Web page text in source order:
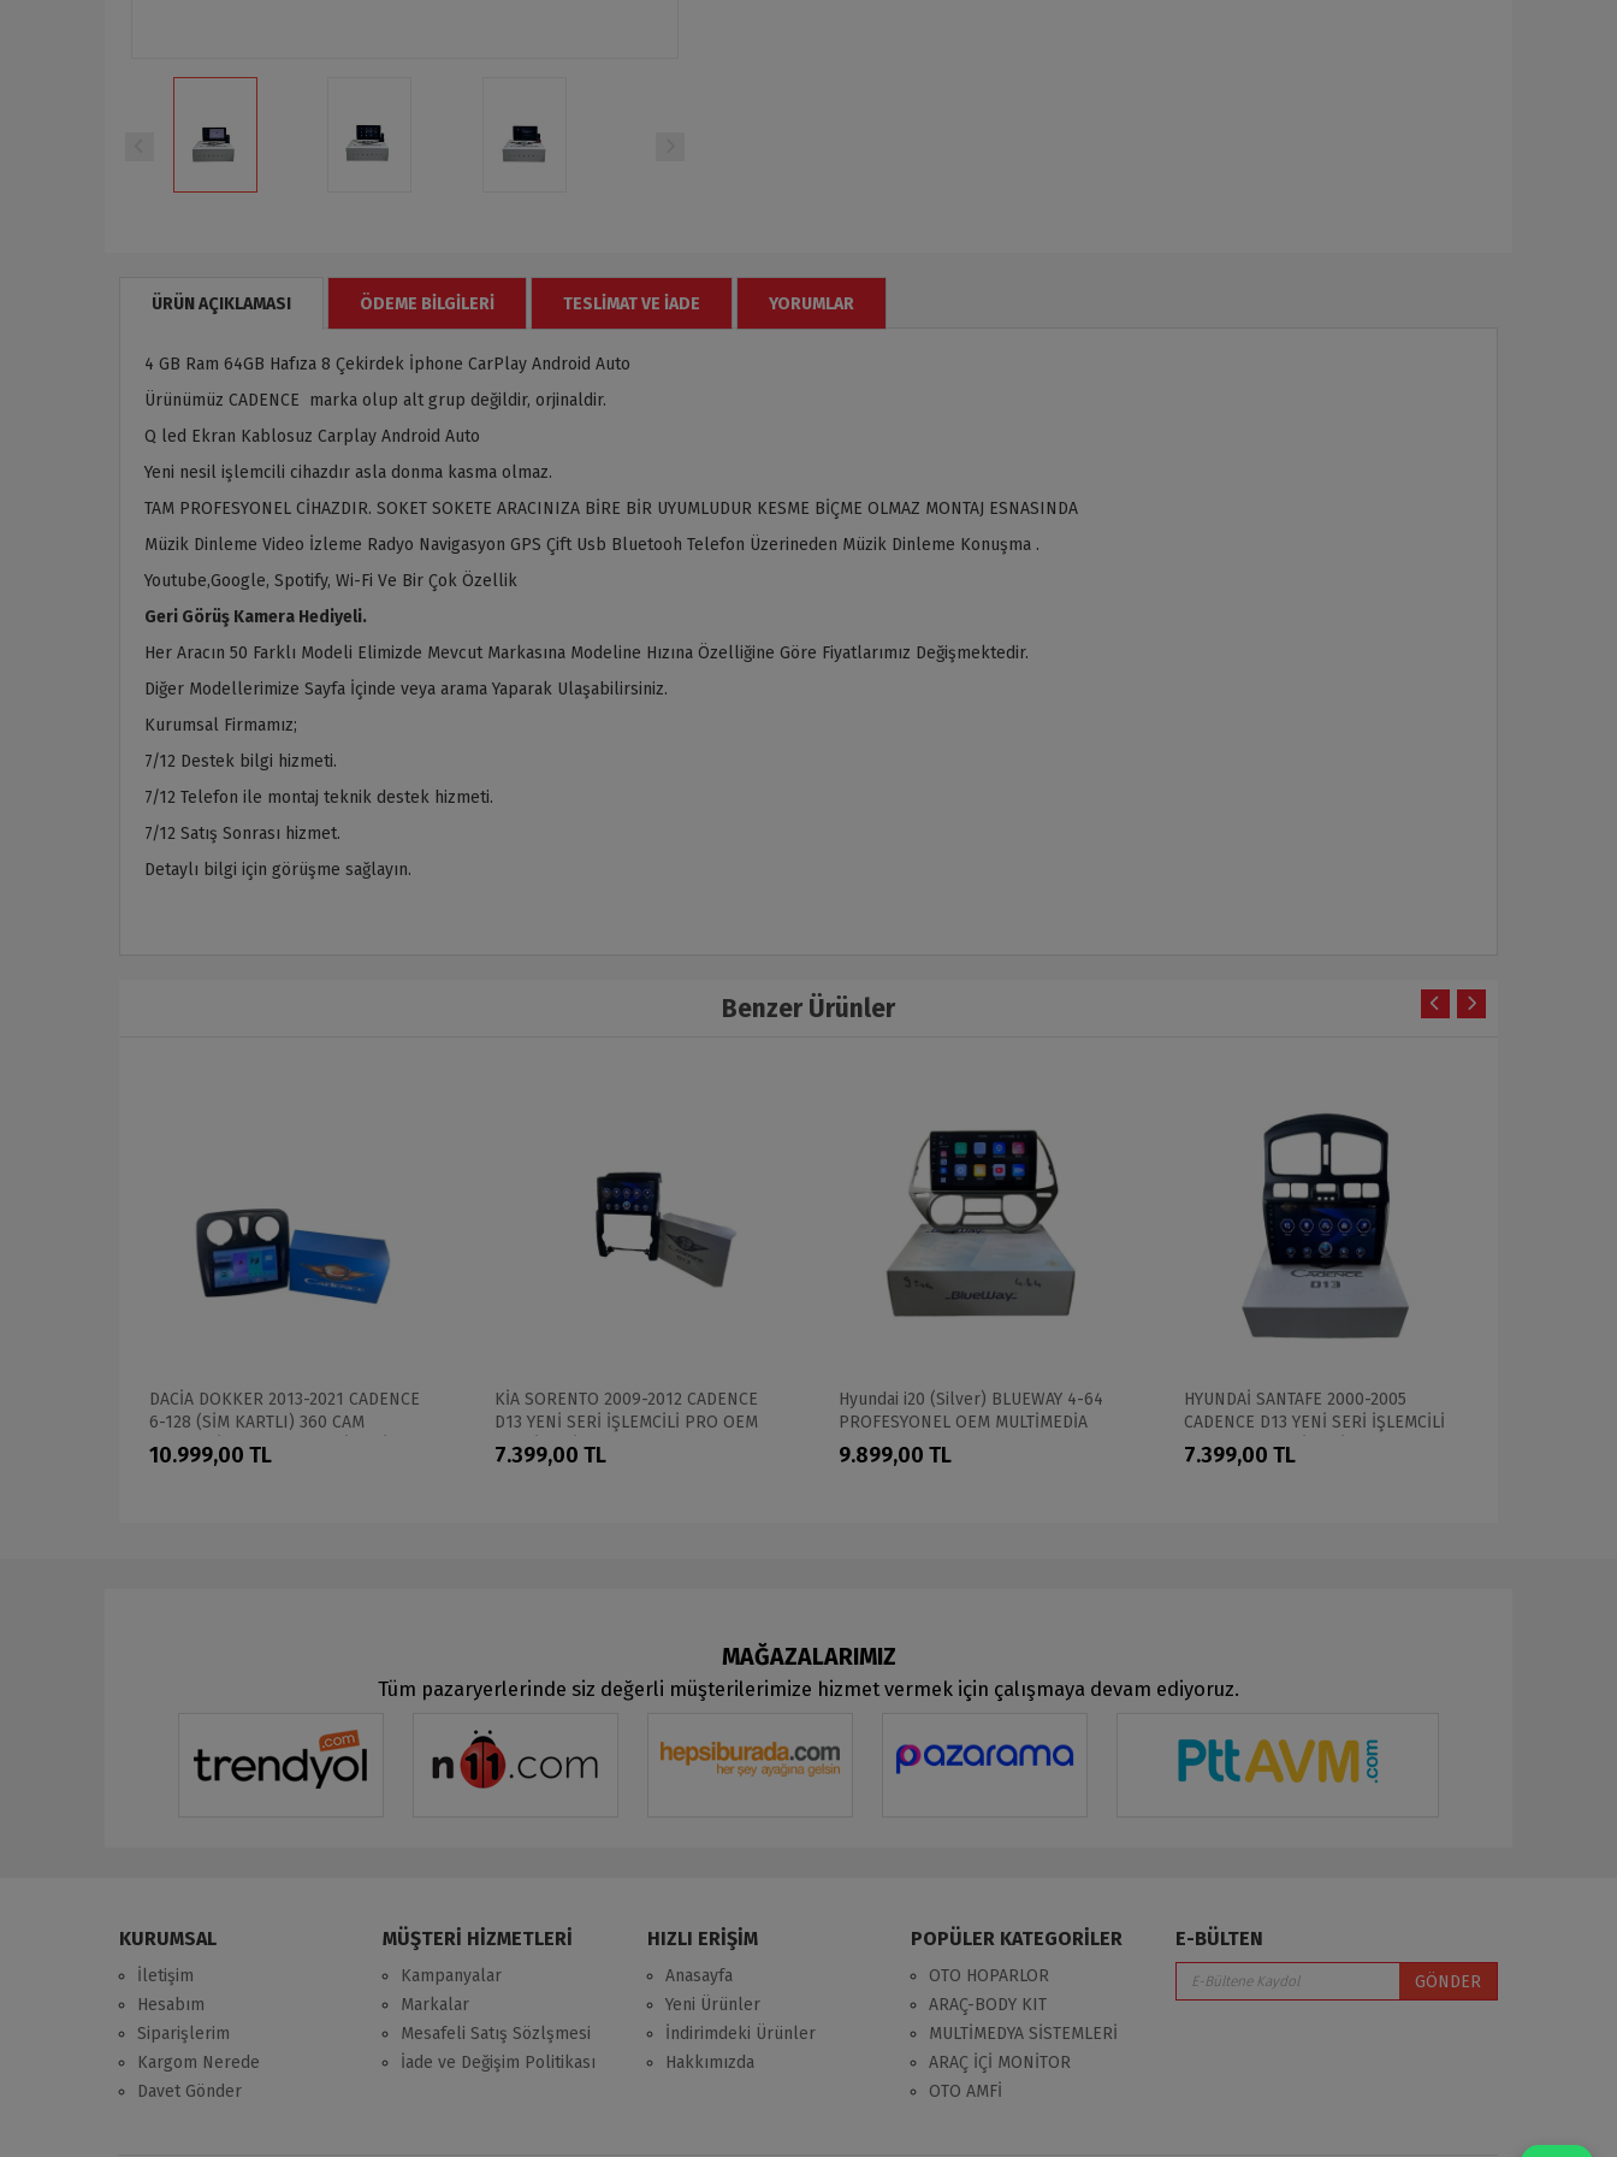
ÜRÜN AÇIKLAMASI ÖDEME BILGILERI TESLIMAT VE İADE YORUMLAR
4 GB Ram 64GB Hafıza 8 Çekirdek İphone CarPlay Android Auto
Ürünümüz CADENCE marka olup alt grup değildir, orjinaldir.
Q led Ekran Kablosuz Carplay Android Auto
Yeni nesil işlemcili cihazdır asla donma kasma olmaz.
TAM PROFESYONEL CİHAZDIR. SOKET SOKETE ARACINIZA BİRE BİR UYUMLUDUR KESME BİÇME OLMAZ MONTAJ ESNASINDA
Müzik Dinleme Video İzleme Radyo Navigasyon GPS Çift Usb Bluetooh Telefon Üzerineden Müzik Dinleme Konuşma .
Youtube,Google, Spotify, Wi-Fi Ve Bir Çok Özellik
Geri Görüş Kamera Hediyeli.
Her Aracın 50 Farklı Modeli Elimizde Mevcut Markasına Modeline Hızına Özelliğine Göre Fiyatlarımız Değişmektedir.
Diğer Modellerimize Sayfa İçinde veya arama Yaparak Ulaşabilirsiniz.
Kurumsal Firmamız;
7/12 Destek bilgi hizmeti.
7/12 Telefon ile montaj teknik destek hizmeti.
7/12 Satış Sonrası hizmet.
Detaylı bilgi için görüşme sağlayın.
Benzer Ürünler
DACİA DOKKER 2013-2021 CADENCE
6-128 (SİM KARTLI) 360 CAM
DESTEKLİ PRO OEM MULTİMEDİA
10.999,00 TL
KİA SORENTO 2009-2012 CADENCE
D13 YENİ SERİ İŞLEMCİLİ PRO OEM
MULTİMEDİA
7.399,00 TL
Hyundai i20 (Silver) BLUEWAY 4-64
PROFESYONEL OEM MULTİMEDİA
9.899,00 TL
HYUNDAİ SANTAFE 2000-2005
CADENCE D13 YENİ SERİ İŞLEMCİLİ
PRO OEM MULTİMEDİA
7.399,00 TL
MAĞAZALARIMIZ
Tüm pazaryerlerinde siz değerli müşterilerimize hizmet vermek için çalışmaya devam ediyoruz.
KURUMSAL
İletişim
Hesabım
Siparişlerim
Kargom Nerede
Davet Gönder
MÜŞTERİ HİZMETLERİ
Kampanyalar
Markalar
Mesafeli Satış Sözlşmesi
İade ve Değişim Politikası
HIZLI ERİŞİM
Anasayfa
Yeni Ürünler
İndirimdeki Ürünler
Hakkımızda
POPÜLER KATEGORİLER
OTO HOPARLOR
ARAÇ-BODY KIT
MULTİMEDYA SİSTEMLERİ
ARAÇ İÇİ MONİTOR
OTO AMFİ
E-BÜLTEN
GÖNDER